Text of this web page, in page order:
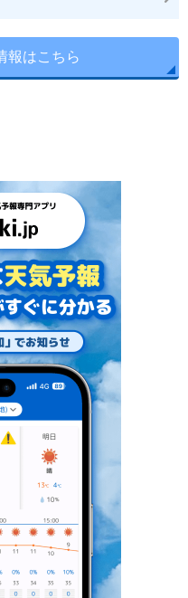
報はこちら